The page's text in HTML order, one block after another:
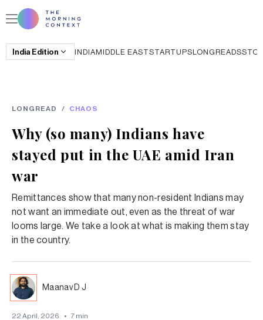
India Edition INDIAMIDDLE EASTSTARTUPSLONGREADS
LONGREAD / CHAOS
Why (so many) Indians have
stayed put in the UAE amid Iran
war
Remittances show that many non-resident Indians may
not want an immediate out, even as the threat of war
looms large. We take a look at what is making them stay
in the country.
Maanav D J
22 April, 2026 • 7 min